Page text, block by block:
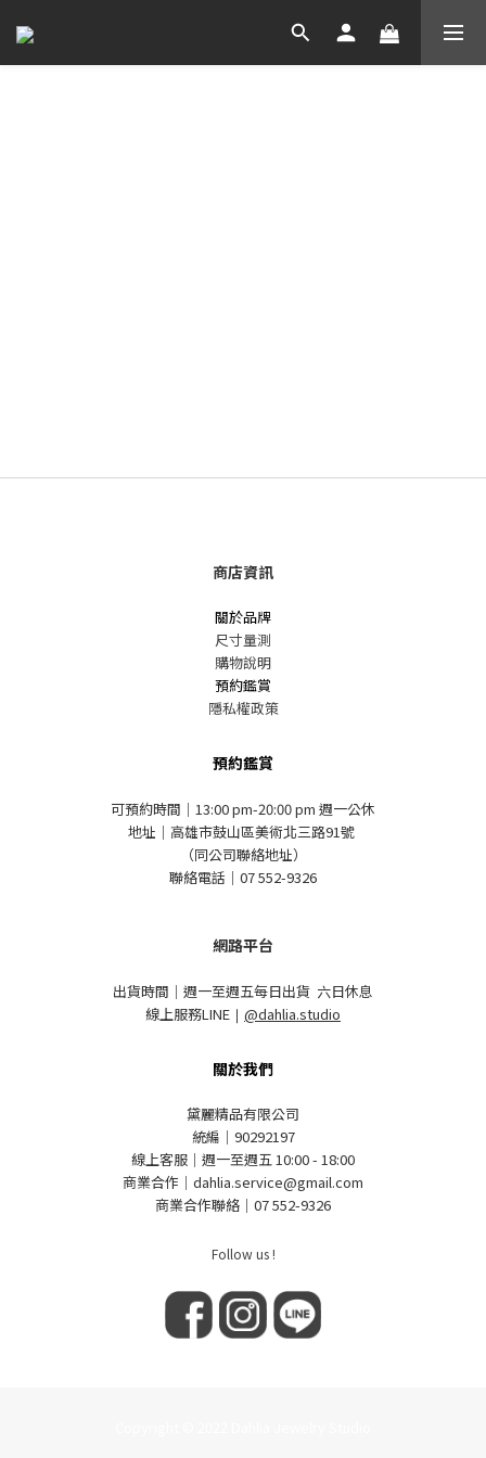
商店資訊
關於品牌
尺寸量測
購物說明
預約鑑賞
隱私權政策
預約鑑賞
可預約時間｜13:00 pm-20:00 pm 週一公休
地址｜高雄市鼓山區美術北三路91號
（同公司聯絡地址）
聯絡電話｜07 552-9326
網路平台
出貨時間｜週一至週五每日出貨 六日休息
線上服務LINE ｜ @dahlia.studio
關於我們
黛麗精品有限公司
統編｜90292197
線上客服｜週一至週五 10:00 - 18:00
商業合作｜dahlia.service@gmail.com
商業合作聯絡｜07 552-9326
Follow us !